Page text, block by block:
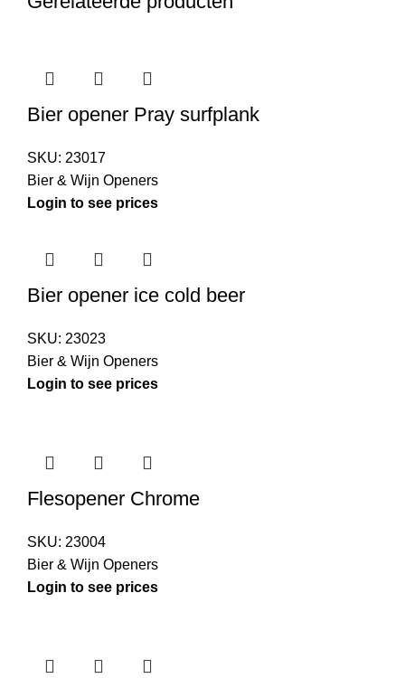
Bier opener Pray surfplank
SKU: 23017
Bier & Wijn Openers
Login to see prices
Bier opener ice cold beer
SKU: 23023
Bier & Wijn Openers
Login to see prices
Flesopener Chrome
SKU: 23004
Bier & Wijn Openers
Login to see prices